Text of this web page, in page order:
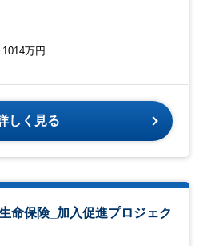
万円
しく見る
命保険_加入促進プロジェク